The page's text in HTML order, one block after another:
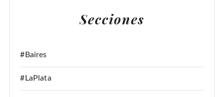
Secciones
#Baires
#LaPlata